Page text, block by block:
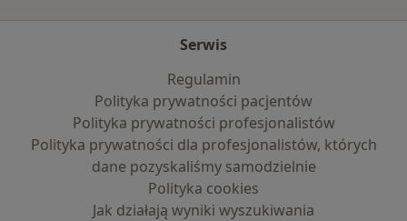
Serwis
Regulamin
Polityka prywatności pacjentów
Polityka prywatności profesjonalistów
Polityka prywatności dla profesjonalistów, których
dane pozyskaliśmy samodzielnie
Polityka cookies
Jak działają wyniki wyszukiwania